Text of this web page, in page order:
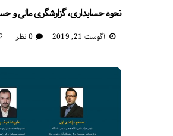
نحوه حسابداری، گزارشگری مالی و
آگوست 21, 2019 0 نظر